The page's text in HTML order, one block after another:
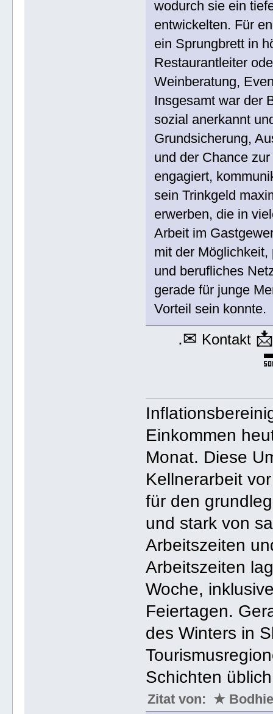
wodurch sie ein
entwickelten. Für
ein Sprungbrett in
Restaurantleiter
Weinberatung,
Insgesamt war der
sozial anerkannt
Grundsicherung,
und der Chance
engagiert,
sein Trinkgeld
erwerben, die in
Arbeit im
mit der
und berufliches
gerade für junge
Vorteil sein konnte.
.✉ Kontakt
Einkommen
Monat. Diese
Kellnerarbeit
für den
und stark von
Arbeitszeiten
Arbeitszeiten
Woche,
Feiertagen.
des Winters in
Schichten
Zitat von: ★